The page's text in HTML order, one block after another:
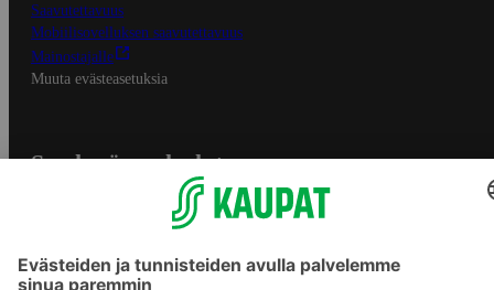
Saavutettavuus
Mobiilisovelluksen saavutettavuus
Mainostajalle
Muuta evästeasetuksia
S-ryhmän palvelut
Yhteishyvä Ruoka -sovellus